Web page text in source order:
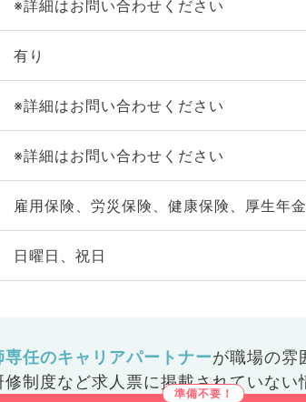
※詳細はお問い合わせください
有り
※詳細はお問い合わせください
※詳細はお問い合わせください
雇用保険、労災保険、健康保険、厚生年
日曜日、祝日
専任のキャリアパートナーが職場の雰
修制度など求人票に掲載されていない